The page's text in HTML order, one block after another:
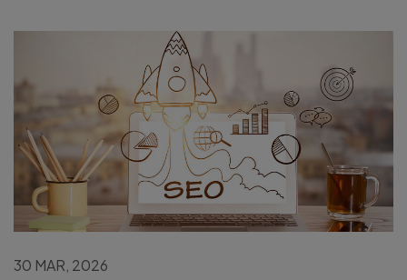
30 MAR, 2026